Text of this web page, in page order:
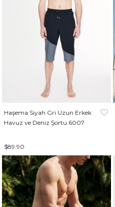
Haşema Siyah Gri Uzun Erkek
Havuz ve Deniz Şortu 6007
$89.90